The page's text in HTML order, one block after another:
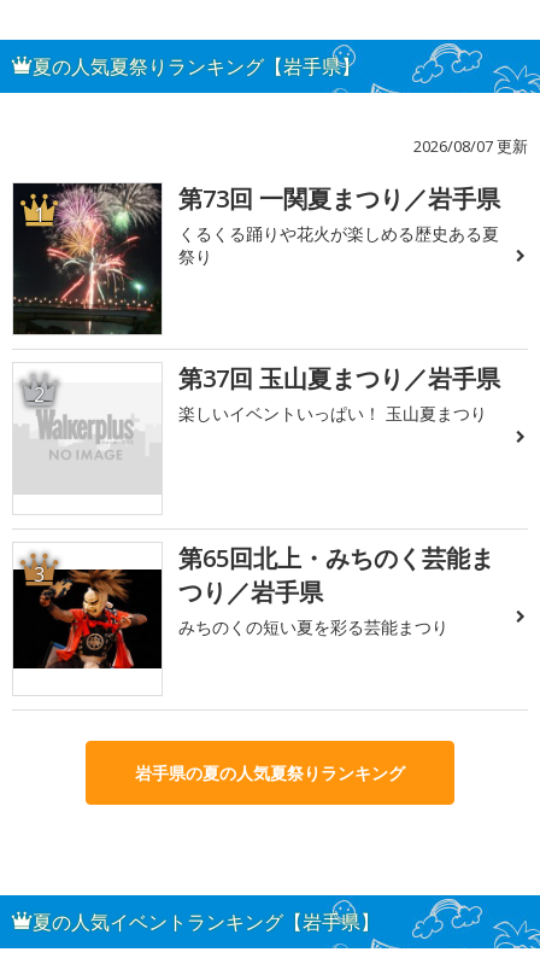
夏の人気夏祭りランキング【岩手県】
2026/08/07 更新
1 第73回 一関夏まつり／岩手県
くるくる踊りや花火が楽しめる歴史ある夏
祭り
2 第37回 玉山夏まつり／岩手県
楽しいイベントいっぱい！ 玉山夏まつり
3
第65回北上・みちのく芸能ま
つり／岩手県
みちのくの短い夏を彩る芸能まつり
岩手県の夏の人気夏祭りランキング
夏の人気イベントランキング【岩手県】